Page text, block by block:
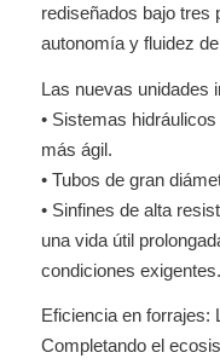
rediseñados bajo tres
autonomía y fluidez
Las nuevas unidades
• Sistemas
más ágil.
• Tubos de gran
• Sinfines de alta
una vida útil
condiciones exigentes.
Eficiencia en forrajes:
Completando el